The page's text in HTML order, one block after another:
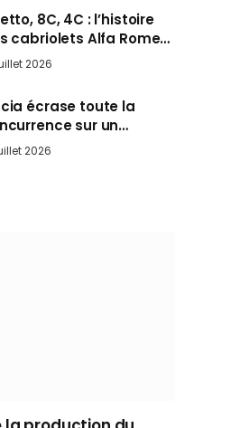
8C, 4C : l’histoire
cabriolets Alfa Romeo,
Spider qui ont défini
de rouler cheveux au
2026
écrase toute la
sur un
où personne ne
2026